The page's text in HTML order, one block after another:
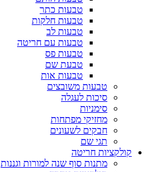
טבעות כתר
טבעות חלקות
טבעות לב
טבעות עם חריטה
טבעות פס
טבעת שם
טבעות אות
טבעות משובצים
סיכות לעגלה
סימניות
מחזיקי מפתחות
חבקים לשעונים
תגי שם
קולקציות חריטה
מתנות סוף שנה למורות וגננות